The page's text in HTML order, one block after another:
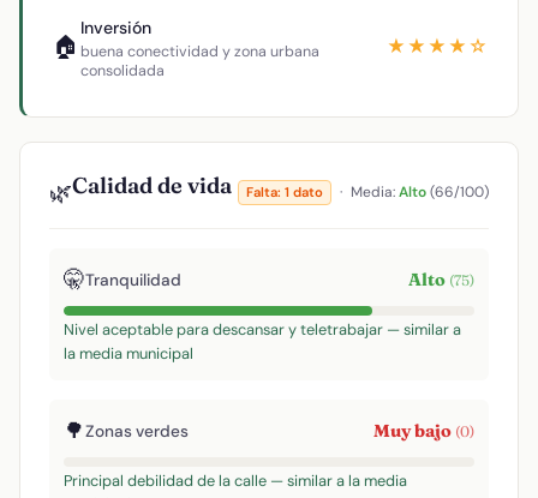
🏠
Inversión
buena conectividad y zona urbana
consolidada
★★★★☆
🌿Calidad de vida Falta: 1 dato · Media:Alto(66/100)
🤫Tranquilidad Alto (75)
Nivel aceptable para descansar y teletrabajar — similar a
la media municipal
🌳Zonas verdes Muy bajo (0)
Principal debilidad de la calle — similar a la media